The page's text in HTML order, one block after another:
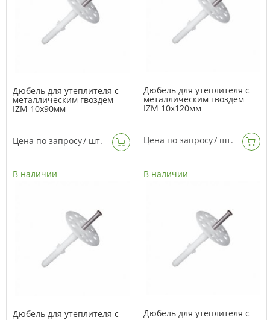
Дюбель для утеплителя с
металлическим гвоздем
IZM 10х90мм
Цена по запросу/ шт.
Дюбель для утеплителя с
металлическим гвоздем
IZM 10х120мм
Цена по запросу/ шт.
В наличии
Дюбель для утеплителя с
В наличии
Дюбель для утеплителя с